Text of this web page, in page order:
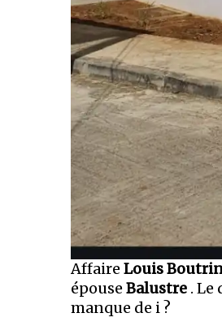
Affaire Louis
épouse Balustre . Le
manque de i ?